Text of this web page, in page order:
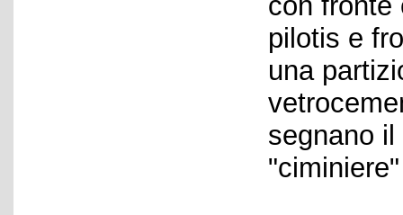
pilotis e
una
segnano